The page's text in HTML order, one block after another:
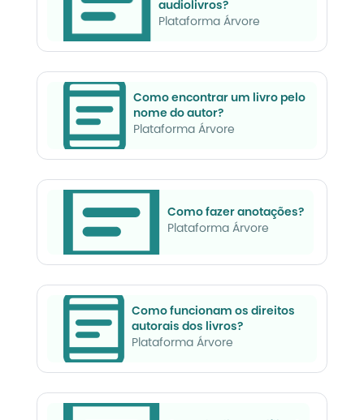
audiolivros?
Plataforma Árvore
Como encontrar um livro pelo
nome do autor?
Plataforma Árvore
Como fazer anotações?
Plataforma Árvore
Como funcionam os direitos
autorais dos livros?
Plataforma Árvore